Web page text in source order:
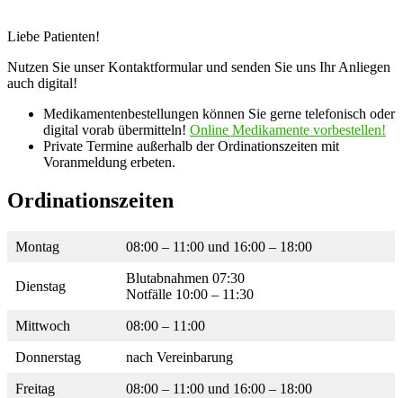
Liebe Patienten!
Nutzen Sie unser Kontaktformular und senden Sie uns Ihr Anliegen
auch digital!
Medikamentenbestellungen können Sie gerne telefonisch oder
digital vorab übermitteln! Online Medikamente vorbestellen!
Private Termine außerhalb der Ordinationszeiten mit
Voranmeldung erbeten.
Ordinationszeiten
Montag 08:00 – 11:00 und 16:00 – 18:00
Dienstag
Blutabnahmen 07:30
Notfälle 10:00 – 11:30
Mittwoch 08:00 – 11:00
Donnerstag nach Vereinbarung
Freitag 08:00 – 11:00 und 16:00 – 18:00